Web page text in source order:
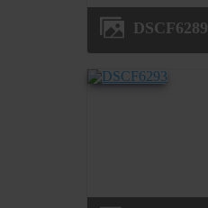
DSCF6289